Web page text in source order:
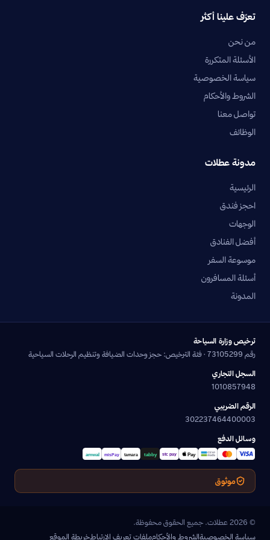
تعرّف علينا أكثر
من نحن
الأسئلة المتكررة
سياسة الخصوصية
الشروط والأحكام
تواصل معنا
الوظائف
مدونة عطلات
الرئيسية
احجز فندق
الوجهات
أفضل الفنادق
موسوعة السفر
أسئلة المسافرون
المدونة
ترخيص وزارة السياحة
رقم 73105299 · فئة الترخيص: حجز وحدات الضيافة وتنظيم الرحلات السياحية
السجل التجاري
1010857948
الرقم الضريبي
302237464400003
وسائل الدفع
موثوق
© 2026 عطلات. جميع الحقوق محفوظة.
سياسة الخصوصيةالشروط والأحكامملفات تعريف الارتباطخريطة الموقع